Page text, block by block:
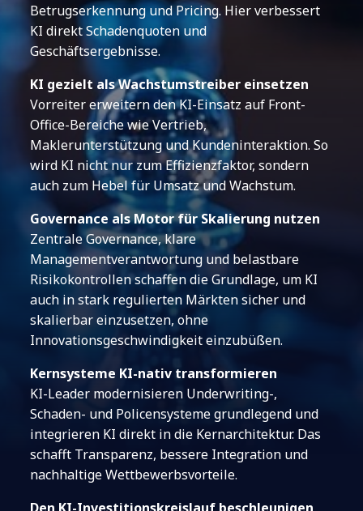
Betrugserkennung und Pricing. Hier verbessert
KI direkt Schadenquoten und
Geschäftsergebnisse.
KI gezielt als Wachstumstreiber einsetzen
Vorreiter erweitern den KI-Einsatz auf Front-
Office-Bereiche wie Vertrieb,
Maklerunterstützung und Kundeninteraktion. So
wird KI nicht nur zum Effizienzfaktor, sondern
auch zum Hebel für Umsatz und Wachstum.
Governance als Motor für Skalierung nutzen
Zentrale Governance, klare
Managementverantwortung und belastbare
Risikokontrollen schaffen die Grundlage, um KI
auch in stark regulierten Märkten sicher und
skalierbar einzusetzen, ohne
Innovationsgeschwindigkeit einzubüßen.
Kernsysteme KI-nativ transformieren
KI-Leader modernisieren Underwriting-,
Schaden- und Policensysteme grundlegend und
integrieren KI direkt in die Kernarchitektur. Das
schafft Transparenz, bessere Integration und
nachhaltige Wettbewerbsvorteile.